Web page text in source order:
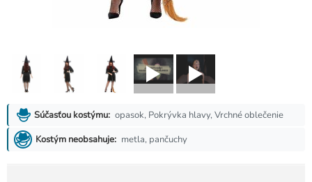
Súčasťou kostýmu: opasok, Pokrývka hlavy, Vrchné oblečenie
Kostým neobsahuje: metla, pančuchy